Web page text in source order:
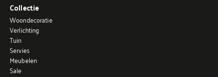
Collectie
Woondecoratie
Verlichting
Tuin
Servies
Meubelen
Sale